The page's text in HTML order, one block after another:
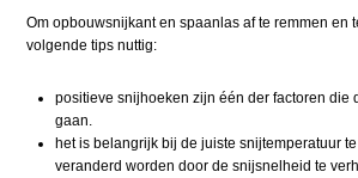
Om opbouwsnijkant en spaanlas af te remmen en
volgende tips nuttig:
positieve snijhoeken zijn één der factoren die
gaan.
het is belangrijk bij de juiste snijtemperatuur
veranderd worden door de snijsnelheid te